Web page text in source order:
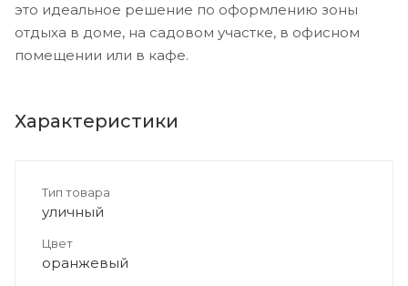
это идеальное решение по оформлению зоны
отдыха в доме, на садовом участке, в офисном
помещении или в кафе.
Характеристики
Тип товара
уличный
Цвет
оранжевый